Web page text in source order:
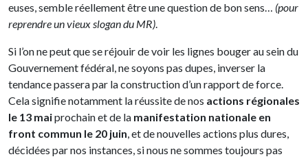
euses, semble réellement être une question de bon sens… (pour
reprendre un vieux slogan du MR).
Si l’on ne peut que se réjouir de voir les lignes bouger au sein du
Gouvernement fédéral, ne soyons pas dupes, inverser la
tendance passera par la construction d’un rapport de force.
Cela signifie notamment la réussite de nos actions régionales
le 13 maiprochain et de la manifestation nationale en
front commun le 20 juin, et de nouvelles actions plus dures,
décidées par nos instances, si nous ne sommes toujours pas